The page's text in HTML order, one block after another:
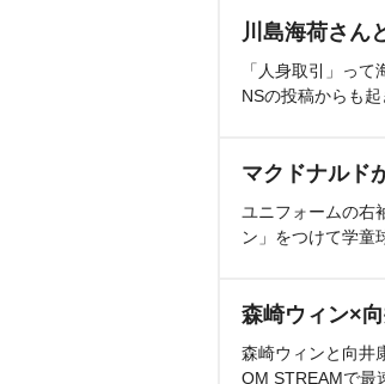
川島海荷さん
「人身取引」っ
NSの投稿からも
マクドナルド
ユニフォームの右
ン」をつけて学童
森崎ウィン×
森崎ウィンと向井
OM STREAMで最